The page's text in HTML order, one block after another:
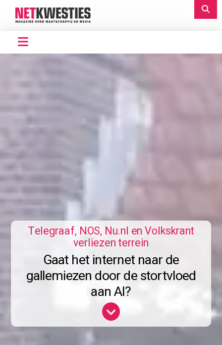
Telegraaf, NOS, Nu.nl en Volkskrant
verliezen terrein
Gaat het internet naar de
gallemiezen door de stortvloed
aan AI?